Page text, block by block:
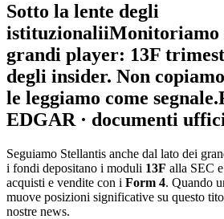
Sotto la lente degli
istituzionaliiMonitoriamo
grandi player: 13F
degli insider. Non
le leggiamo come segnale.
EDGAR · documenti
Seguiamo Stellantis anche dal lato dei
i fondi depositano i moduli 13F alla SEC
acquisti e vendite con i Form 4. Quando
muove posizioni significative su questo
nostre news.